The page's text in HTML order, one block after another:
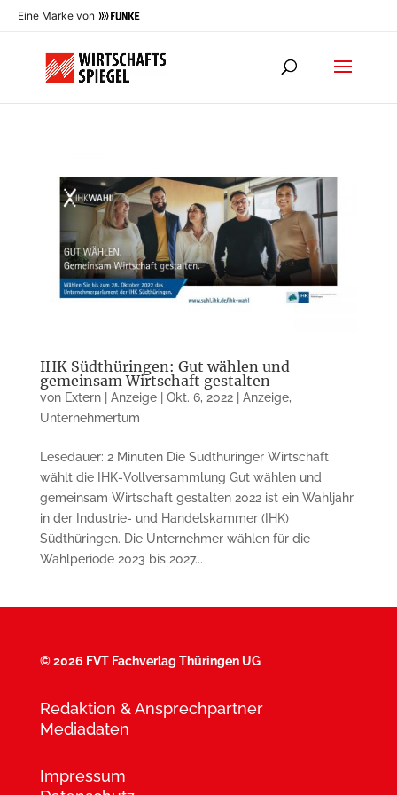
Eine Marke von
IHK Südthüringen: Gut wählen und
gemeinsam Wirtschaft gestalten
von Extern | Anzeige| Okt. 6, 2022| Anzeige,
Unternehmertum
Lesedauer: 2 Minuten Die Südthüringer Wirtschaft
wählt die IHK-Vollversammlung Gut wählen und
gemeinsam Wirtschaft gestalten 2022 ist ein Wahljahr
in der Industrie- und Handelskammer (IHK)
Südthüringen. Die Unter­nehmer wählen für die
Wahlperiode 2023 bis 2027...
©2026 FVT Fachverlag Thüringen UG
Redaktion & Ansprechpartner
Mediadaten
Impressum